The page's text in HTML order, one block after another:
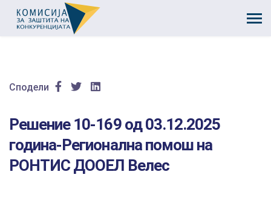
Сподели
Решение 10-169 од 03.12.2025
година-Регионална помош на
РОНТИС ДООЕЛ Велес